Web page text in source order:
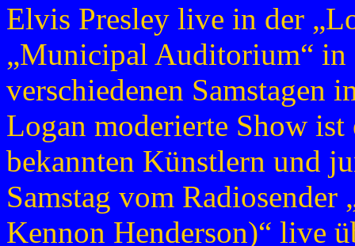
Elvis Presley live in der
„Municipal Auditorium“ in
verschiedenen Samstagen
Logan moderierte Show
bekannten Künstlern und
Samstag vom
Kennon Henderson)“ live